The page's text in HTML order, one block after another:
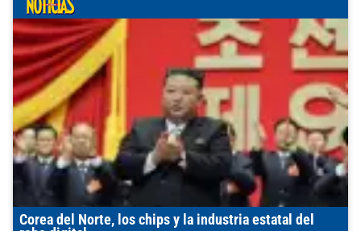
Corea del Norte, los chips y la industria estatal del